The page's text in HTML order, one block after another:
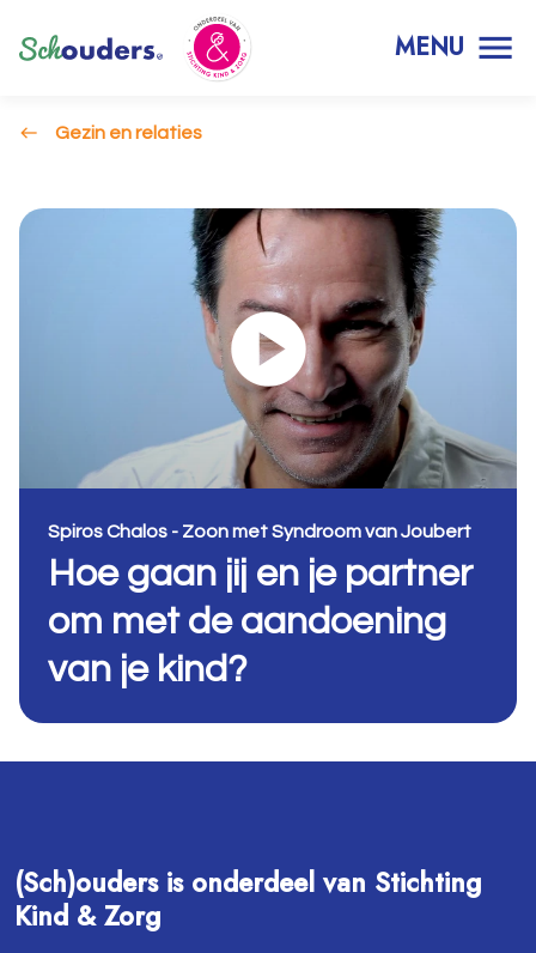
MENU
Gezin en relaties
Spiros Chalos - Zoon met Syndroom van Joubert
Hoe gaan jij en je partner
om met de aandoening
van je kind?
(Sch)ouders is onderdeel van Stichting
Kind & Zorg